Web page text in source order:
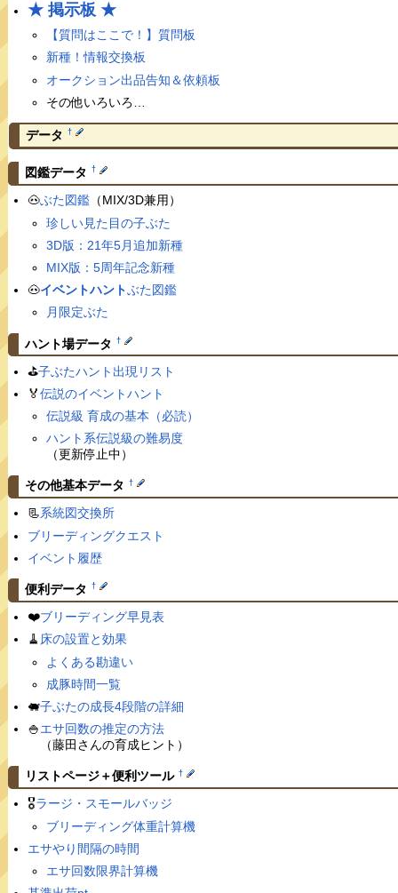
★ 掲示板 ★
【質問はここで！】質問板
新種！情報交換板
オークション出品告知＆依頼板
その他いろいろ…
データ †
図鑑データ †
🐽ぶた図鑑（MIX/3D兼用）
珍しい見た目の子ぶた
3D版：21年5月追加新種
MIX版：5周年記念新種
🐽イベントハントぶた図鑑
月限定ぶた
ハント場データ †
⛳️子ぶたハント出現リスト
🏅伝説のイベントハント
伝説級 育成の基本（必読）
ハント系伝説級の難易度
（更新停止中）
その他基本データ †
📃系統図交換所
ブリーディングクエスト
イベント履歴
便利データ †
❤️ブリーディング早見表
🧹 床の設置と効果
よくある勘違い
成豚時間一覧
🐖子ぶたの成長4段階の詳細
🍚エサ回数の推定の方法
（藤田さんの育成ヒント）
リストページ＋便利ツール †
🎖ラージ・スモールバッジ
ブリーディング体重計算機
エサやり間隔の時間
エサ回数限界計算機